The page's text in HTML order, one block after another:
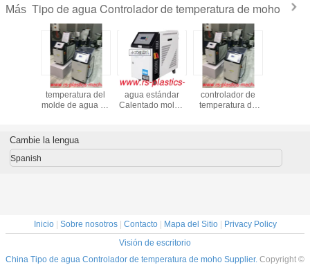
Más Tipo de agua Controlador de temperatura de moho
Mejor
Control de
temperatura del
molde de agua de
agua
Suministro de
agua estándar
Calentado molde
Temperatura
precio a Holanda
Proveedor de
controlador de
temperatura de
temperatura de
certificado CE
FOB
Cambie la lengua
Spanish
Inicio| Sobre nosotros| Contacto| Mapa del Sitio|
Privacy Policy
Visión de escritorio
China Tipo de agua Controlador de temperatura de moho Supplier. Copyright ©